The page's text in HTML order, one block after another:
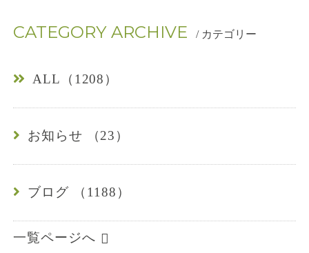
4
1
6
7
CATEGORY ARCHIVE / カテゴリー
ALL（1208）
お知らせ （23）
ブログ （1188）
一覧ページへ